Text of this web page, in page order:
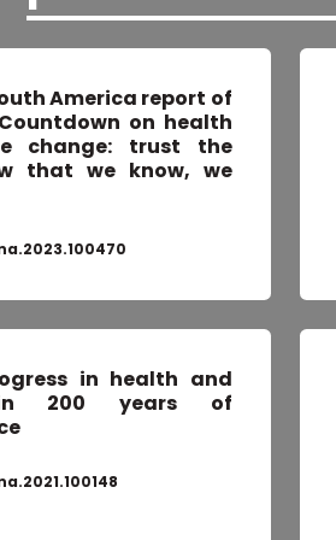
America report of
on health
change: trust the
that we know, we
in health and
in 200 years of